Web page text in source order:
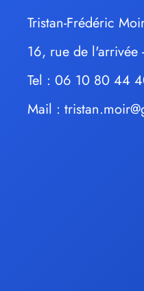
Tristan-Frédéric
16, rue de l'arrivée
Tel : 06 10 80 44
Mail :